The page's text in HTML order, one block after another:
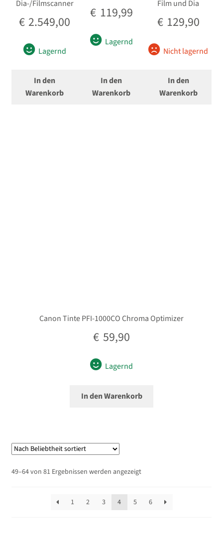
Dia-/Filmscanner
€ 2.549,00
Lagernd
In den
Warenkorb
€ 119,99
Lagernd
In den
Warenkorb
Film und Dia
€ 129,90
Nicht lagernd
In den
Warenkorb
Canon Tinte PFI-1000CO Chroma Optimizer
€ 59,90
Lagernd
In den Warenkorb
49–64 von 81 Ergebnissen werden angezeigtNach
1
2 3 4 5 6